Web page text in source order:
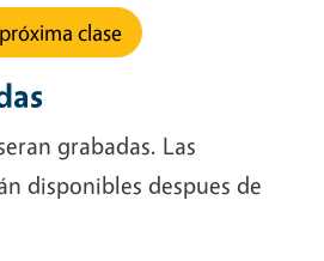
clase
grabadas. Las
disponibles despues de